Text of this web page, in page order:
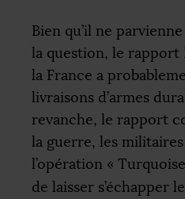
Bien qu’il ne
la question, le
la France a
livraisons d’armes
revanche, le rapport
la guerre, les
l’opération « Turquoise
de laisser s’échapper